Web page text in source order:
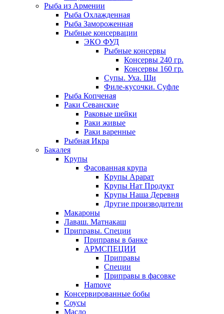
Рыба из Армении
Рыба Охлажденная
Рыба Замороженная
Рыбные консервации
ЭКО ФУД
Рыбные консервы
Консервы 240 гр.
Консервы 160 гр.
Супы. Уха. Щи
Филе-кусочки. Суфле
Рыба Копченая
Раки Севанские
Раковые шейки
Раки живые
Раки варенные
Рыбная Икра
Бакалея
Крупы
Фасованная крупа
Крупы Арарат
Крупы Нат Продукт
Крупы Наша Деревня
Другие производители
Макароны
Лаваш. Матнакаш
Приправы. Специи
Приправы в банке
АРМСПЕЦИИ
Приправы
Специи
Приправы в фасовке
Hamove
Консервированные бобы
Соусы
Масло